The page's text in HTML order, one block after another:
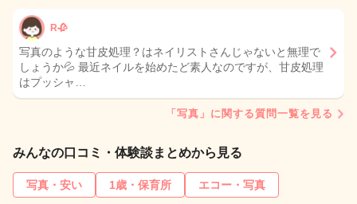
R🥀
写真のような甘皮処理？はネイリストさんじゃないと無理で
しょうか💦 最近ネイルを始めたど素人なのですが、甘皮処理
はプッシャ…
「写真」に関する質問一覧を見る
みんなの口コミ・体験談まとめから見る
写真・安い 1歳・保育所 エコー・写真